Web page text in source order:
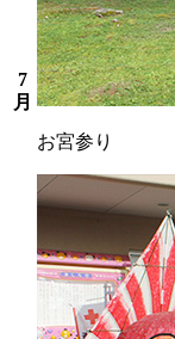
7
月
お宮参り